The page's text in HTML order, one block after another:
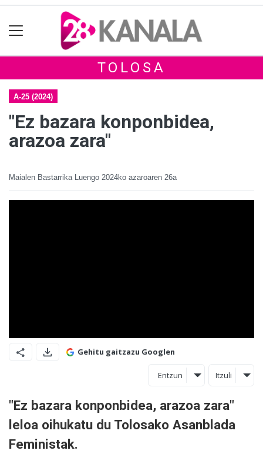
TOLOSA
A-25 (2024)
"Ez bazara konponbidea,
arazoa zara"
Maialen Bastarrika Luengo 2024ko azaroaren 26a
Gehitu gaitzazu Googlen
Entzun Itzuli
"Ez bazara konponbidea, arazoa zara"
leloa oihukatu du Tolosako Asanblada
Feministak.